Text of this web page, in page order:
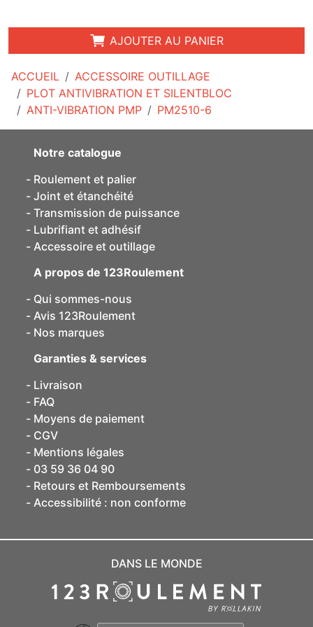
ACCUEIL
ACCESSOIRE OUTILLAGE
PLOT ANTIVIBRATION ET SILENTBLOC
ANTI-VIBRATION PMP
PM2510-6
AJOUTER AU PANIER
Notre catalogue
Roulement et palier
Joint et étanchéité
Transmission de puissance
Lubrifiant et adhésif
Accessoire et outillage
A propos de 123Roulement
Qui sommes-nous
Avis 123Roulement
Nos marques
Garanties & services
Livraison
FAQ
Moyens de paiement
CGV
Mentions légales
03 59 36 04 90
Retours et Remboursements
Accessibilité : non conforme
DANS LE MONDE